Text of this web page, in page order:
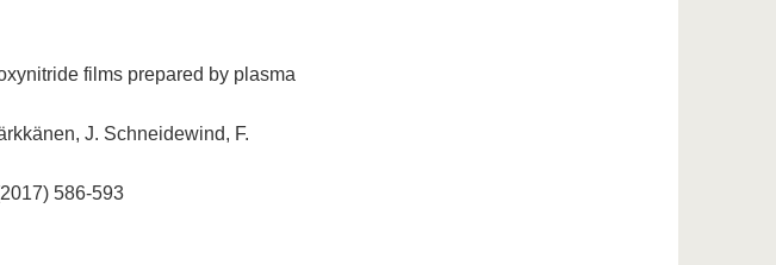
films prepared by plasma
J. Schneidewind, F.
586-593